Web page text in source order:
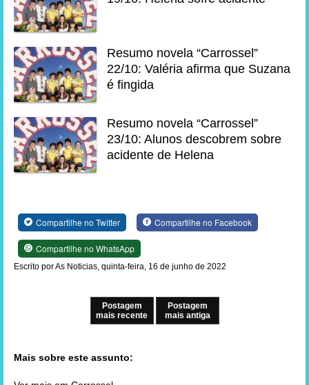
Resumo novela “Carrossel”
22/10: Valéria afirma que Suzana
é fingida
Resumo novela “Carrossel”
23/10: Alunos descobrem sobre
acidente de Helena
Compartilhe no Twitter Compartilhe no Facebook
Compartilhe no WhatsApp
Escrito por As Noticias, quinta-feira, 16 de junho de 2022
Postagem
mais recente
Postagem
mais antiga
Mais sobre este assunto: